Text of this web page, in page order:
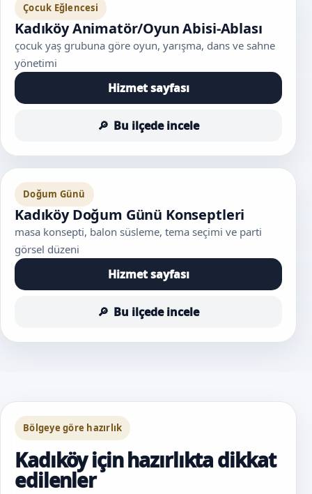
Çocuk Eğlencesi
Kadıköy Animatör/Oyun Abisi-Ablası
çocuk yaş grubuna göre oyun, yarışma, dans ve sahne
yönetimi
Hizmet sayfası
Bu ilçede incele
Doğum Günü
Kadıköy Doğum Günü Konseptleri
masa konsepti, balon süsleme, tema seçimi ve parti
görsel düzeni
Hizmet sayfası
Bu ilçede incele
Bölgeye göre hazırlık
Kadıköy için hazırlıkta dikkat
edilenler